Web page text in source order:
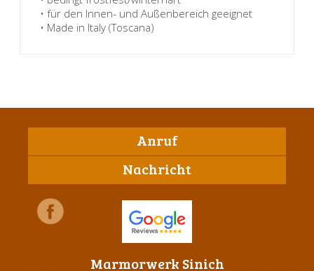
• für den Innen- und Außenbereich geeignet
• Made in Italy (Toscana)
Anruf
Nachricht
Marmorwerk Sinich